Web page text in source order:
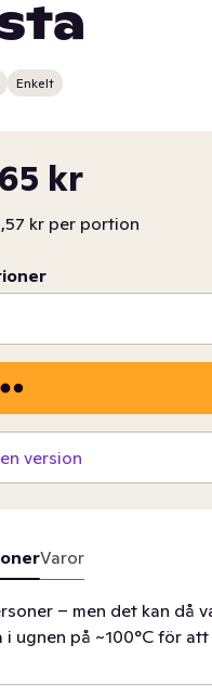
Enkelt
kr
kr per portion
version
Varor
– men det kan då
ugnen på ~100°C för